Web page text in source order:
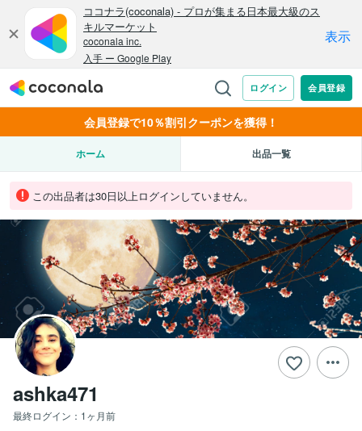
会員登録で10％割引クーポンを獲得！
ホーム 出品一覧
この出品者は30日以上ログインしていません。
ashka471
最終ログイン： 1ヶ月前